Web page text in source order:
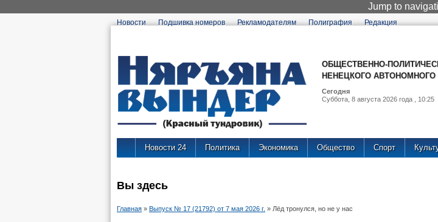
Jump to
Новости Подшивка номеров Рекламодателям Полиграфия Редакция
ОБЩЕСТВЕННО-
НЕНЕЦКОГО АВТОНОМНОГО
Сегодня
Суббота, 8 августа 2026 года , 10:25
Новости 24 Политика Экономика Общество Спорт
Вы здесь
Главная » Выпуск № 17 (21792) от 7 мая 2026 г. » Лёд тронулся, но не у нас